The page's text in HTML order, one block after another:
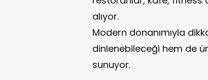
alıyor.
Modern donanımıyla
dinlenebileceği hem de
sunuyor.